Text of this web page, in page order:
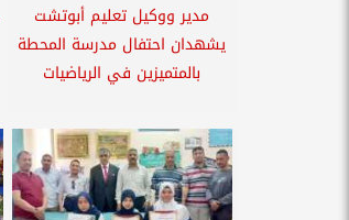
مدير ووكيل تعليم أبوتشت
يشهدان احتفال مدرسة المحطة
بالمتميزين في الرياضيات